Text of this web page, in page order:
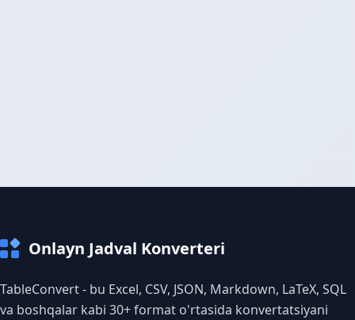
Onlayn Jadval Konverteri
TableConvert - bu Excel, CSV, JSON, Markdown, LaTeX, SQL
va boshqalar kabi 30+ format o'rtasida konvertatsiyani